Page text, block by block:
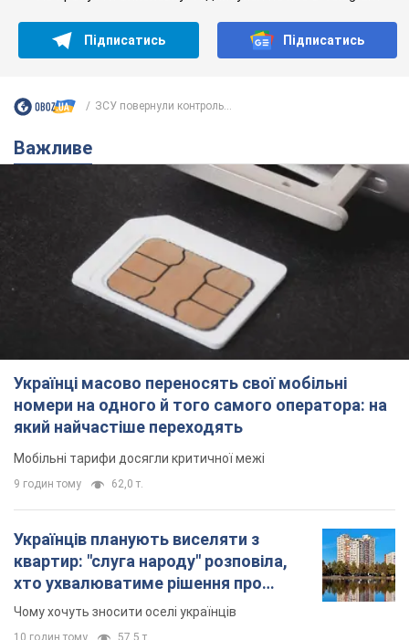
Українці масово переносять свої мобільні
номери на одного й того самого оператора: на
який найчастіше переходять
Мобільні тарифи досягли критичної межі
62,0 т.
Українців планують виселяти з
квартир: "слуга народу" розповіла,
хто ухвалюватиме рішення про
Чому хочуть зносити оселі українців
10 годин тому 57,5 т.
Українці масово купують дорогі нові
авто: скільки коштує
мешканці України
10 годин тому 37,1 т.